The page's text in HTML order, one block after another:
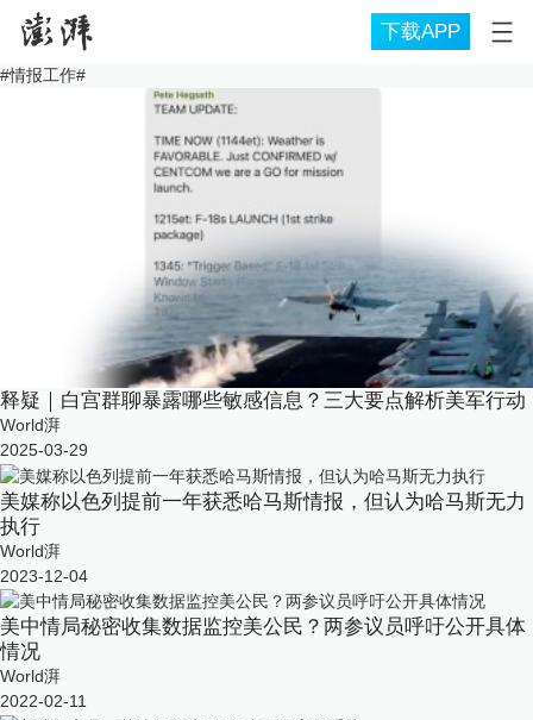
下载APP
#情报工作#
释疑｜白宫群聊暴露哪些敏感信息？三大要点解析美军行动
World湃
2025-03-29
美媒称以色列提前一年获悉哈马斯情报，但认为哈马斯无力
执行
World湃
2023-12-04
美中情局秘密收集数据监控美公民？两参议员呼吁公开具体
情况
World湃
2022-02-11